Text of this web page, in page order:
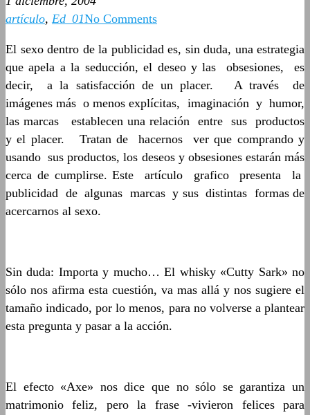
artículo, Ed_01No Comments
El sexo dentro de la publicidad es, sin duda, una estrategia
que apela a la seducción, el deseo y las obsesiones, es
decir, a la satisfacción de un placer. A través de
imágenes más o menos explícitas, imaginación y humor,
las marcas establecen una relación entre sus productos
y el placer. Tratan de hacernos ver que comprando y
usando sus productos, los deseos y obsesiones estarán más
cerca de cumplirse. Este artículo grafico presenta la
publicidad de algunas marcas y sus distintas formas de
acercarnos al sexo.
Sin duda: Importa y mucho… El whisky «Cutty Sark» no
sólo nos afirma esta cuestión, va mas allá y nos sugiere el
tamaño indicado, por lo menos, para no volverse a plantear
esta pregunta y pasar a la acción.
El efecto «Axe» nos dice que no sólo se garantiza un
matrimonio feliz, pero la frase -vivieron felices para